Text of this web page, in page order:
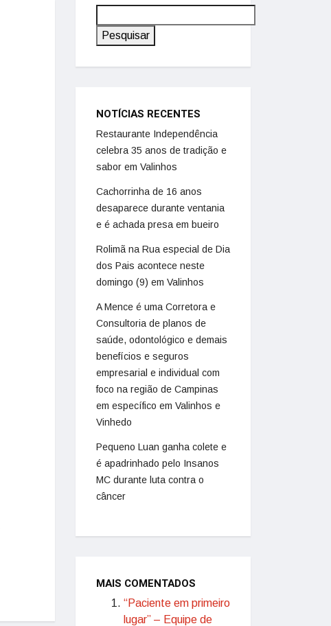
Pesquisar
NOTÍCIAS RECENTES
Restaurante Independência
celebra 35 anos de tradição e
sabor em Valinhos
Cachorrinha de 16 anos
desaparece durante ventania
e é achada presa em bueiro
Rolimã na Rua especial de Dia
dos Pais acontece neste
domingo (9) em Valinhos
A Mence é uma Corretora e
Consultoria de planos de
saúde, odontológico e demais
benefícios e seguros
empresarial e individual com
foco na região de Campinas
em específico em Valinhos e
Vinhedo
Pequeno Luan ganha colete e
é apadrinhado pelo Insanos
MC durante luta contra o
câncer
MAIS COMENTADOS
“Paciente em primeiro
lugar” – Equipe de